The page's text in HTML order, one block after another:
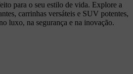
para o seu estilo de vida. Explore a
carrinhas versáteis e SUV potentes,
luxo, na segurança e na inovação.